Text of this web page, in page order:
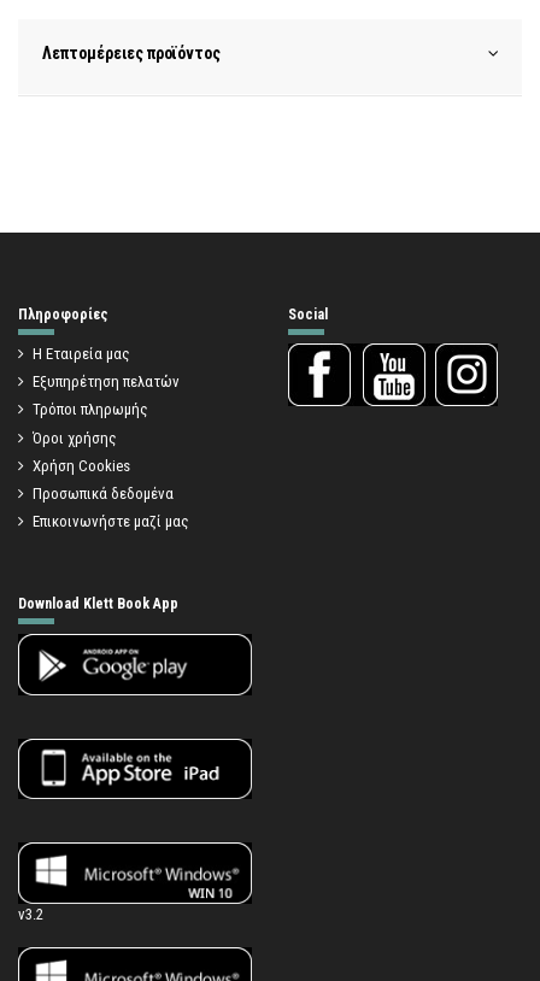
Λεπτομέρειες προϊόντος
Πληροφορίες
Η Εταιρεία μας
Εξυπηρέτηση πελατών
Τρόποι πληρωμής
Όροι χρήσης
Χρήση Cookies
Προσωπικά δεδομένα
Επικοινωνήστε μαζί μας
Social
Download Klett Book App
v3.2